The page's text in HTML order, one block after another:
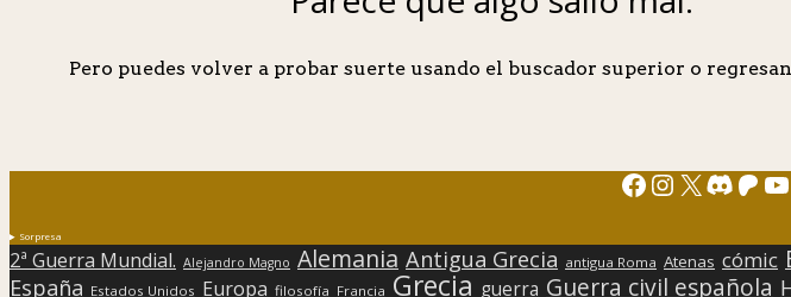
Pero puedes volver a probar suerte usando el buscador superior o
Facebook
Instagram
X
Sorpresa
2ª Guerra Mundial. Alejandro Magno Alemania Antigua Grecia antigua Roma Atenas cómic
España Estados Unidos Europa filosofía Francia Grecia guerra Guerra civil española